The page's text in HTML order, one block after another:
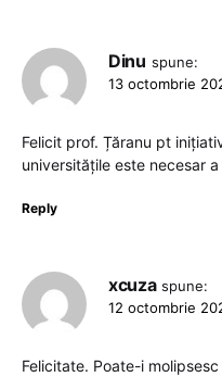
Dinu spune:
13 octombrie
Felicit prof. Țăranu pt
universitățile este necesar
Reply
xcuza spune:
12 octombrie
Felicitate. Poate-i